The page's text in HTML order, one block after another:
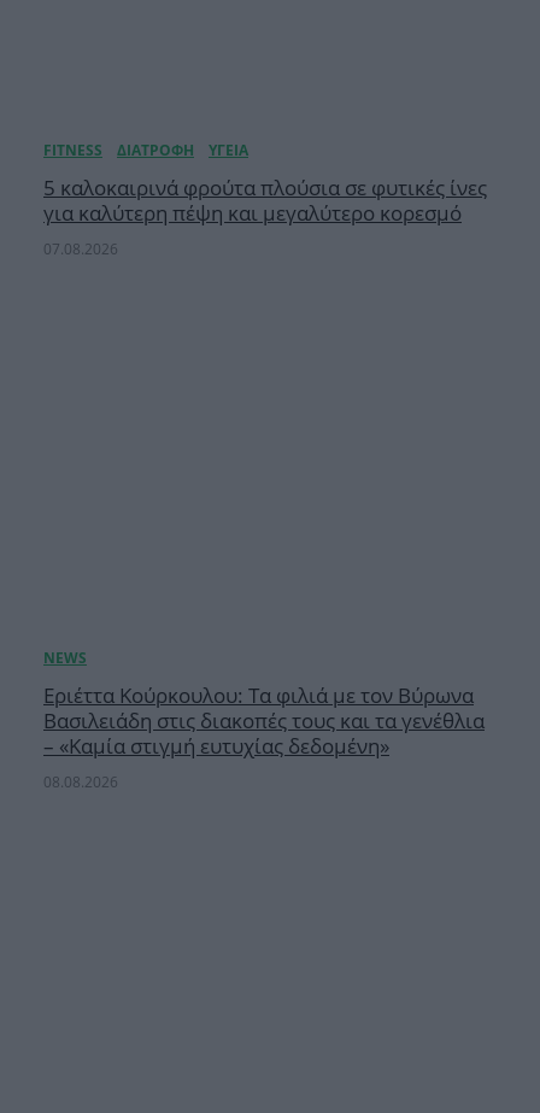
5 καλοκαιρινά φρούτα πλούσια σε φυτικές ίνες
για καλύτερη πέψη και μεγαλύτερο κορεσμό
07.08.2026
Εριέττα Κούρκουλου: Τα φιλιά με τον Βύρωνα
Βασιλειάδη στις διακοπές τους και τα γενέθλια
– «Καμία στιγμή ευτυχίας δεδομένη»
08.08.2026